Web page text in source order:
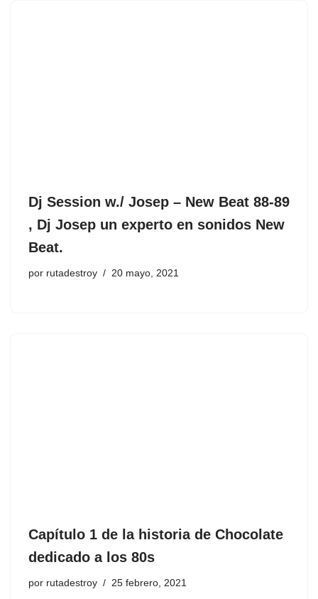
Dj Session w./ Josep – New Beat 88-89
, Dj Josep un experto en sonidos New
Beat.
por rutadestroy 20 mayo, 2021
Capítulo 1 de la historia de Chocolate
dedicado a los 80s
por rutadestroy 25 febrero, 2021